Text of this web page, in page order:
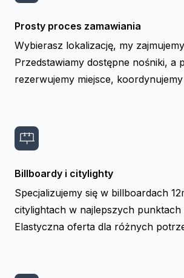
Prosty proces zamawiania
Wybierasz lokalizację, my
Przedstawiamy dostępne nośniki, a
rezerwujemy miejsce,
Billboardy i citylighty
Specjalizujemy się w billboardach
citylightach w najlepszych punktach
Elastyczna oferta dla różnych